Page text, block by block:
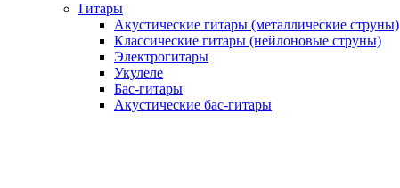
Гитары
Акустические гитары (металлические струны)
Классические гитары (нейлоновые струны)
Электрогитары
Укулеле
Бас-гитары
Акустические бас-гитары